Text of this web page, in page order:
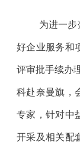
为进一
好企业服务和
评审批手续办
科赴奈曼旗，
专家，针对中
开采及相关配